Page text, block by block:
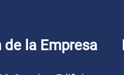
de la Empresa